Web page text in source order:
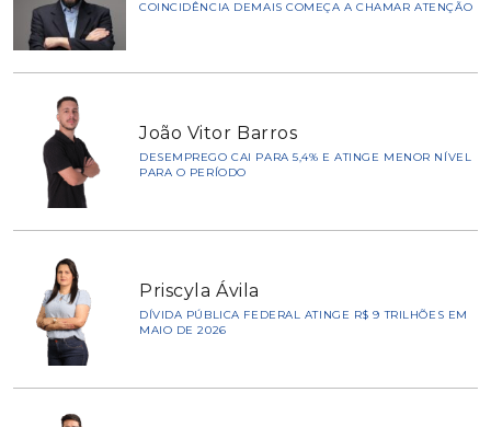
COINCIDÊNCIA DEMAIS COMEÇA A CHAMAR ATENÇÃO
João Vitor Barros
DESEMPREGO CAI PARA 5,4% E ATINGE MENOR NÍVEL
PARA O PERÍODO
Priscyla Ávila
DÍVIDA PÚBLICA FEDERAL ATINGE R$ 9 TRILHÕES EM
MAIO DE 2026